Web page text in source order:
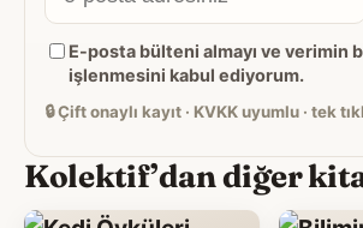
posta
adresiniz
E-posta bülteni almayı ve verimin
işlenmesini kabul ediyorum.
🔒Çift onaylı kayıt · KVKK uyumlu · tek
Kolektif’dan diğer